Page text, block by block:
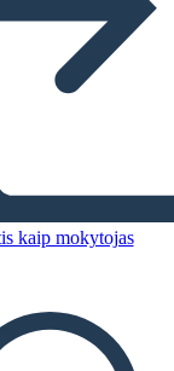
kaip mokytojas
de la
lentą